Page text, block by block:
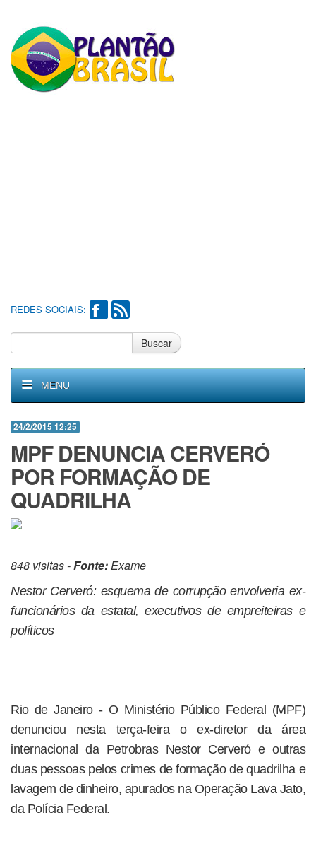
REDES SOCIAIS:
Buscar
MENU
24/2/2015 12:25
MPF DENUNCIA CERVERÓ
POR FORMAÇÃO DE
QUADRILHA
848 visitas -Fonte:Exame
Nestor Cerveró: esquema de corrupção envolveria ex-
funcionários da estatal, executivos de empreiteiras e
políticos
Rio de Janeiro - O Ministério Público Federal (MPF)
denunciou nesta terça-feira o ex-diretor da área
internacional da Petrobras Nestor Cerveró e outras
duas pessoas pelos crimes de formação de quadrilha e
lavagem de dinheiro, apurados na Operação Lava Jato,
da Polícia Federal.